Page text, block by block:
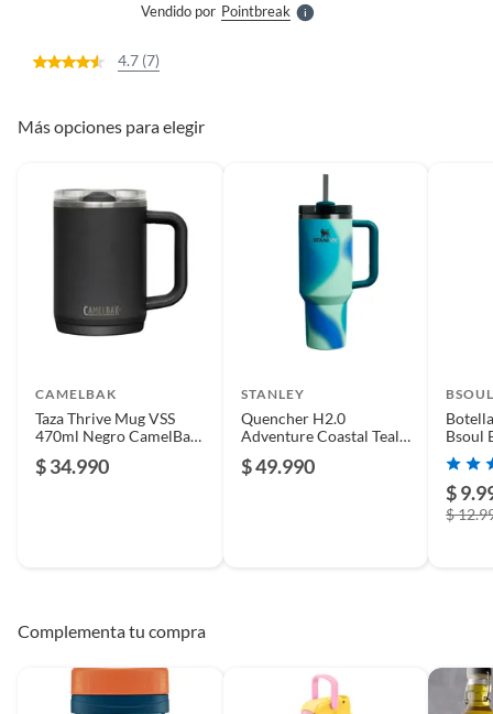
Vendido por PointbreakS
4.7 (7)
Más opciones para elegir
CAMELBAK
Taza Thrive Mug VSS
470ml Negro CamelBak
$ 34.990
STANLEY
Quencher H2.0
Adventure Coastal Teal
$ 49.990
Bsoul
$
$
Complementa tu compra